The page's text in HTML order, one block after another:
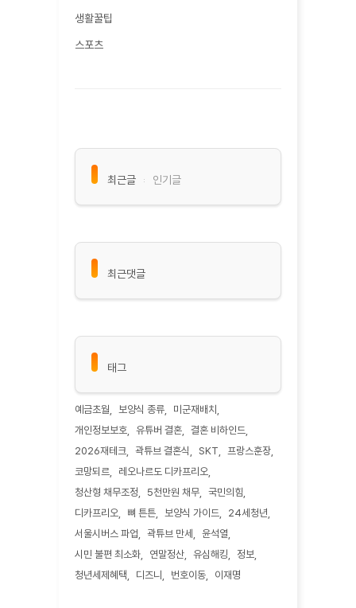
생활꿀팁
스포츠
최근글 인기글
최근댓글
태그
예금초월 보양식 종류
미군재배치
개인정보보호
유튜버 결혼
결혼 비하인드
2026재테크
곽튜브 결혼식 SKT
프랑스훈장
코망되르
레오나르도 디카프리오
청산형 채무조정
5천만원 채무
국민의힘
디카프리오
뼈 튼튼 보양식 가이드
24세청년
서울시버스 파업
곽튜브 만세
윤석열
시민 불편 최소화
연말정산 유심해킹
정보
청년세제혜택
디즈니 번호이동 이재명